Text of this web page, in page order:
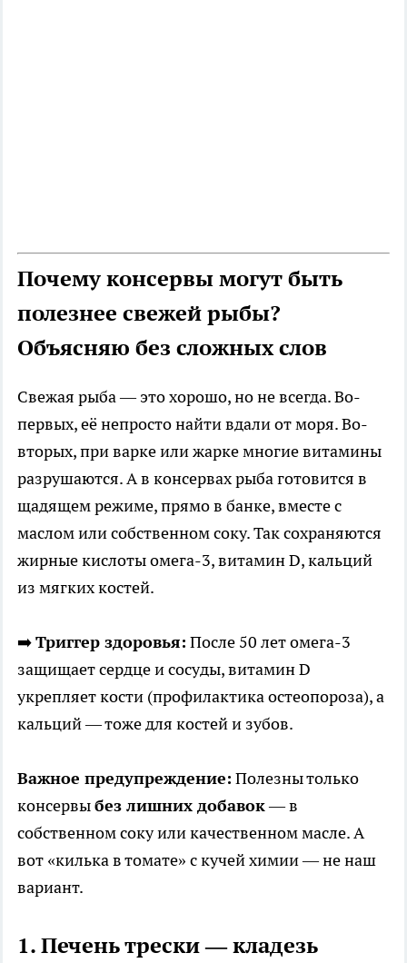
Почему консервы могут быть
полезнее свежей рыбы?
Объясняю без сложных слов
Свежая рыба — это хорошо, но не всегда. Во-
первых, её непросто найти вдали от моря. Во-
вторых, при варке или жарке многие витамины
разрушаются. А в консервах рыба готовится в
щадящем режиме, прямо в банке, вместе с
маслом или собственном соку. Так сохраняются
жирные кислоты омега-3, витамин D, кальций
из мягких костей.
➡️Триггер здоровья: После 50 лет омега-3
защищает сердце и сосуды, витамин D
укрепляет кости (профилактика остеопороза), а
кальций — тоже для костей и зубов.
Важное предупреждение: Полезны только
консервыбез лишних добавок— в
собственном соку или качественном масле. А
вот «килька в томате» с кучей химии — не наш
вариант.
1. Печень трески — кладезь